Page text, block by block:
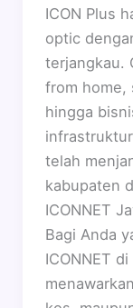
ICON Plus
optic
terjangkau.
from home,
hingga
telah
kabupaten
ICONNET
Bagi Anda
ICONNET